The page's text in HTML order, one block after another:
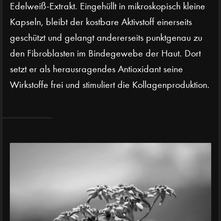
Edelweiß-Extrakt. Eingehüllt in mikroskopisch kleine
Kapseln, bleibt der kostbare Aktivstoff einerseits
geschützt und gelangt andererseits punktgenau zu
den Fibroblasten im Bindegewebe der Haut. Dort
setzt er als herausragendes Antioxidant seine
Wirkstoffe frei und stimuliert die Kollagenproduktion.